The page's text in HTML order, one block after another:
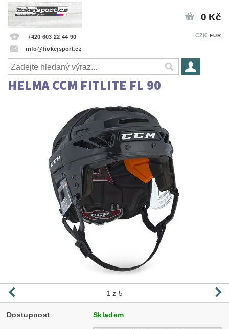
+420 603 22 44 90
info@hokejsport.cz
CZK EUR
0 Kč
HELMA CCM FITLITE FL 90
1 z 5
Dostupnost Skladem